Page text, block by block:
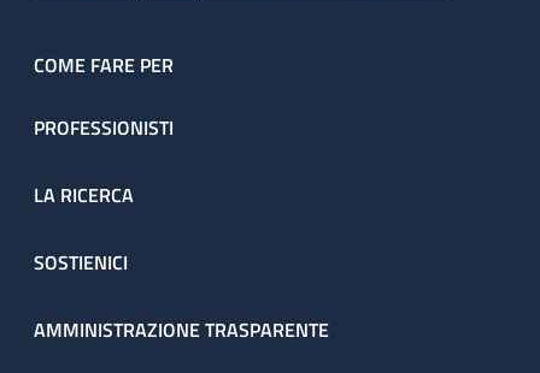
COME FARE PER
PROFESSIONISTI
LA RICERCA
SOSTIENICI
AMMINISTRAZIONE TRASPARENTE